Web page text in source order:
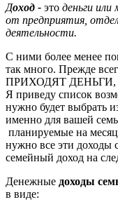
Доход - это деньги
от предприятия,
деятельности.
С ними более менее
так много. Прежде
ПРИХОДЯТ ДЕНЬГИ,
Я приведу список
нужно будет выбрать
именно для вашей
планируемые на
нужно все эти доходы
семейный доход на
Денежные доходы
в виде: